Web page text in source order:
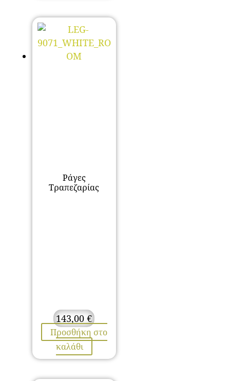
Ράγες
Τραπεζαρίας
143,00€
Προσθήκη στο
καλάθι